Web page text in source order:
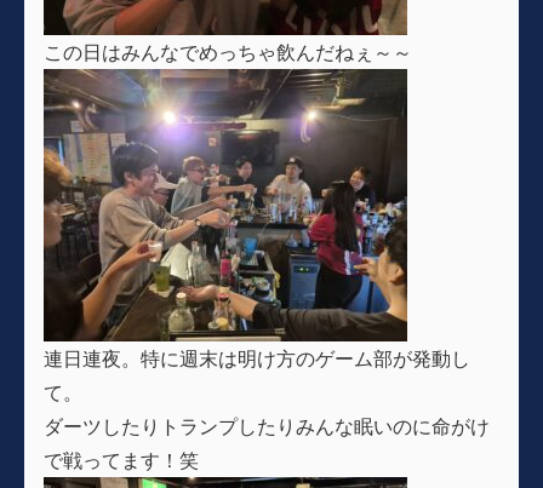
この日はみんなでめっちゃ飲んだねぇ～～
連日連夜。特に週末は明け方のゲーム部が発動し
て。
ダーツしたりトランプしたりみんな眠いのに命がけ
で戦ってます！笑